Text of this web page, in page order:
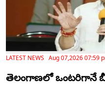
LATEST NEWS Aug 07,2026 07:59
తెలంగాణ‌లో ఒంటరిగానే